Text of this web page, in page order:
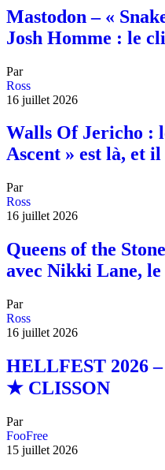
Mastodon – «
Josh Homme : le
Par
Ross
16 juillet 2026
Walls Of Jericho :
Ascent » est là, et
Par
Ross
16 juillet 2026
Queens of the
avec Nikki Lane,
Par
Ross
16 juillet 2026
HELLFEST 2026
★ CLISSON
Par
FooFree
15 juillet 2026